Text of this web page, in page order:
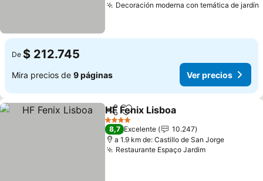
Decoración moderna con temática de jardín
De $ 212.745
Mira precios de 9 páginas Ver precios
CompartirAgregar a favoritos
HF Fenix Lisboa
4 Estrellas
8,7 Excelente
10.247
a 1.9 km de: Castillo de San Jorge
Restaurante Espaço Jardim